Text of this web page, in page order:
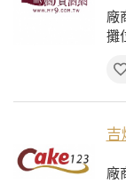
廠
攤
吉
廠